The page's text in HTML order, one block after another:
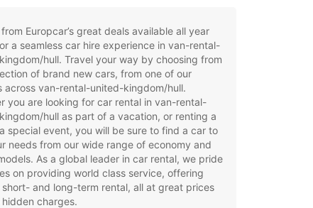
Europcar’s great deals available all year
a seamless car hire experience in van-rental-
hull. Travel your way by choosing from
of brand new cars, from one of our
across van-rental-united-kingdom/hull.
you are looking for car rental in van-rental-
hull as part of a vacation, or renting a
special event, you will be sure to find a car to
needs from our wide range of economy and
As a global leader in car rental, we pride
on providing world class service, offering
and long-term rental, all at great prices
charges.